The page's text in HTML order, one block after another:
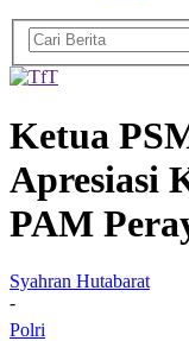
Ketua
Apresiasi
PAM
Syahran Hutabarat
-
Polri